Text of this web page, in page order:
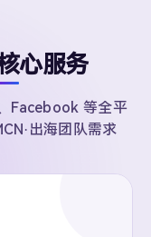
心服务
Facebook 等全平
出海团队需求